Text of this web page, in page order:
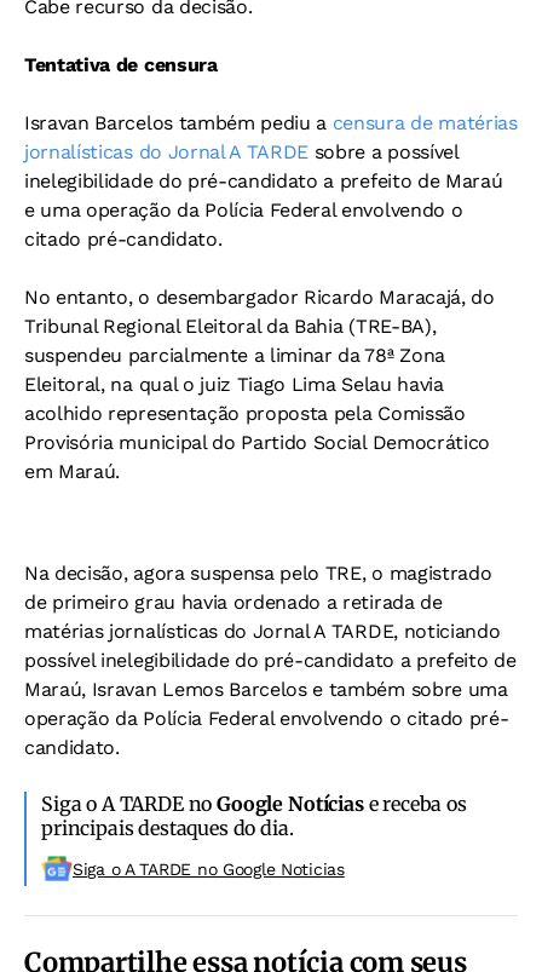
Cabe recurso da decisão.
Tentativa de censura
Isravan Barcelos também pediu a censura de matérias
jornalísticas do Jornal A TARDE sobre a possível
inelegibilidade do pré-candidato a prefeito de Maraú
e uma operação da Polícia Federal envolvendo o
citado pré-candidato.
No entanto, o desembargador Ricardo Maracajá, do
Tribunal Regional Eleitoral da Bahia (TRE-BA),
suspendeu parcialmente a liminar da 78ª Zona
Eleitoral, na qual o juiz Tiago Lima Selau havia
acolhido representação proposta pela Comissão
Provisória municipal do Partido Social Democrático
em Maraú.
Na decisão, agora suspensa pelo TRE, o magistrado
de primeiro grau havia ordenado a retirada de
matérias jornalísticas do Jornal A TARDE, noticiando
possível inelegibilidade do pré-candidato a prefeito de
Maraú, Isravan Lemos Barcelos e também sobre uma
operação da Polícia Federal envolvendo o citado pré-
candidato.
Siga o A TARDE noGoogle Notíciase receba os
principais destaques do dia.
Siga o A TARDE no Google Noticias
Compartilhe essa notícia com seus